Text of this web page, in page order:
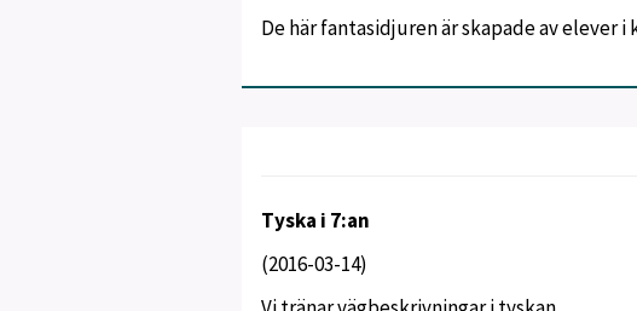
De här fantasidjuren är skapade av elever i
Tyska i 7:an
(2016-03-14)